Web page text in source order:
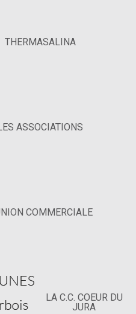
THERMASALINA
ASSOCIATIONS
COMMERCIALE
LA C.C. COEUR DU
JURA